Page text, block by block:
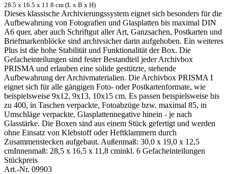
28.5 x 16.5 x 11.8 cm (L x B x H)
Dieses klassische Archivierungssystem eignet sich besonders für die
Aufbewahrung von Fotografien und Glasplatten bis maximal DIN
A6 quer, aber auch Schriftgut aller Art, Ganzsachen, Postkarten und
Briefmarkenblöcke sind archivsicher darin aufgehoben. Ein weiteres
Plus ist die hohe Stabilität und Funktionalität der Box. Die
Gefacheinteilungen sind fester Bestandteil jeder Archivbox
PRISMA und erlauben eine solide gestützte, stehende
Aufbewahrung der Archivmaterialien. Die Archivbox PRISMA I
eignet sich für alle gängigen Foto- oder Postkartenformate, wie
beispielsweise 9x12, 9x13, 10x15 cm. Es passen beispielsweise bis
zu 400, in Taschen verpackte, Fotoabzüge bzw. maximal 85, in
Umschläge verpackte, Glasplattennegative hinein - je nach
Glasstärke. Die Boxen sind aus einem Stück gefertigt und werden
ohne Einsatz von Klebstoff oder Heftklammern durch
Zusammenstecken aufgebaut. Außenmaß: 30,0 x 19,0 x 12,5
cmInnenmaß: 28,5 x 16,5 x 11,8 cminkl. 6 Gefacheinteilungen
Stückpreis
Art.-Nr. 09903